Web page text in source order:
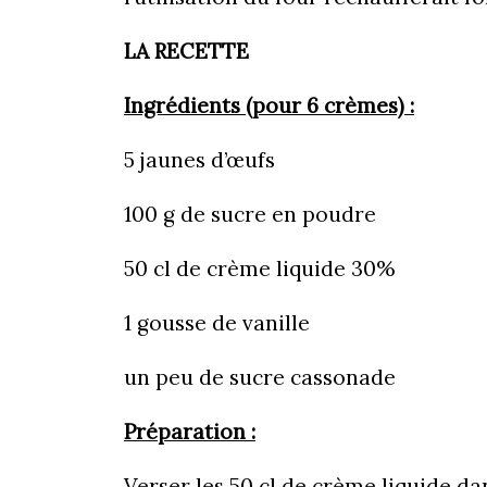
LA RECETTE
Ingrédients (pour 6 crèmes) :
5 jaunes d’œufs
100 g de sucre en poudre
50 cl de crème liquide 30%
1 gousse de vanille
un peu de sucre cassonade
Préparation :